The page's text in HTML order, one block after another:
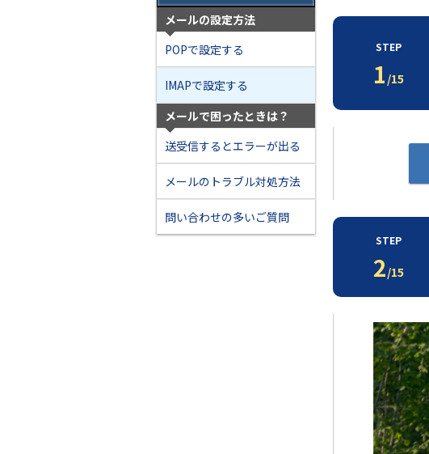
メールの設定方法
POPで設定する
IMAPで設定する
メールで困ったときは？
送受信するとエラーが出る
メールのトラブル対処方法
問い合わせの多いご質問
STEP
1 /15
STEP
2/15